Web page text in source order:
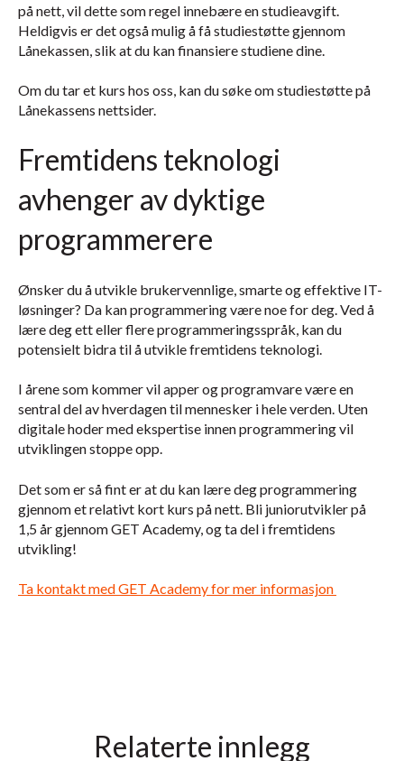
på nett, vil dette som regel innebære en studieavgift.
Heldigvis er det også mulig å få studiestøtte gjennom
Lånekassen, slik at du kan finansiere studiene dine.
Om du tar et kurs hos oss, kan du søke om studiestøtte på
Lånekassens nettsider.
Fremtidens teknologi
avhenger av dyktige
programmerere
Ønsker du å utvikle brukervennlige, smarte og effektive IT-
løsninger? Da kan programmering være noe for deg. Ved å
lære deg ett eller flere programmeringsspråk, kan du
potensielt bidra til å utvikle fremtidens teknologi.
I årene som kommer vil apper og programvare være en
sentral del av hverdagen til mennesker i hele verden. Uten
digitale hoder med ekspertise innen programmering vil
utviklingen stoppe opp.
Det som er så fint er at du kan lære deg programmering
gjennom et relativt kort kurs på nett. Bli juniorutvikler på
1,5 år gjennom GET Academy, og ta del i fremtidens
utvikling!
Ta kontakt med GET Academy for mer informasjon
Relaterte innlegg